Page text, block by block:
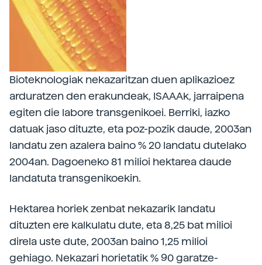
Bioteknologiak nekazaritzan duen aplikazioez
arduratzen den erakundeak, ISAAAk, jarraipena
egiten die labore transgenikoei. Berriki, iazko
datuak jaso dituzte, eta poz-pozik daude, 2003an
landatu zen azalera baino % 20 landatu dutelako
2004an. Dagoeneko 81 milioi hektarea daude
landatuta transgenikoekin.
Hektarea horiek zenbat nekazarik landatu
dituzten ere kalkulatu dute, eta 8,25 bat milioi
direla uste dute, 2003an baino 1,25 milioi
gehiago. Nekazari horietatik % 90 garatze-